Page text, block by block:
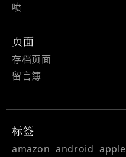
喷
页面
存档页面
留言簿
标签
amazon android apple